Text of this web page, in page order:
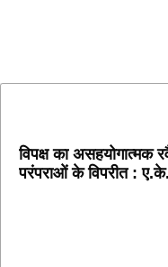
विपक्ष का असहयोगात्मक
परंपराओं के विपरीत : ए.के.